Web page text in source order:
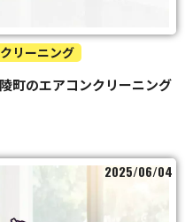
リーニング
町のエアコンクリーニング
2025/06/04